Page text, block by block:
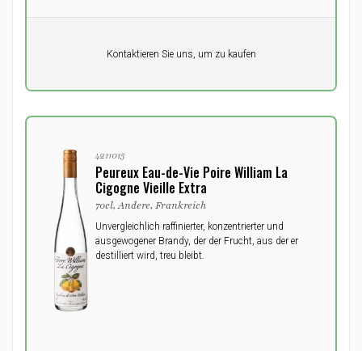
Kontaktieren Sie uns, um zu kaufen
4211015
Peureux Eau-de-Vie Poire William La
Cigogne Vieille Extra
70cl, Andere, Frankreich
Unvergleichlich raffinierter, konzentrierter und
ausgewogener Brandy, der der Frucht, aus der er
destilliert wird, treu bleibt.